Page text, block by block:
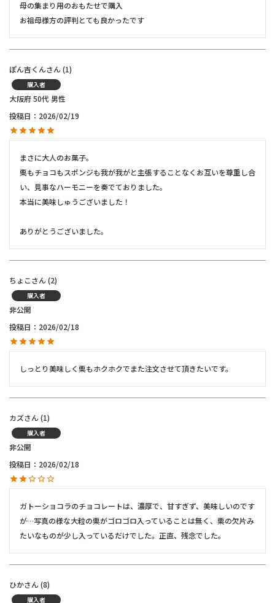
母の集まり用のおもたせで購入
お祖母様方の評判とても良かったです
ぽん吉くん 1
購入者
大阪府50代 男性
投稿日
2026/02/19
まさに大人のお菓子。
栗もチョコもスポンジも我が我がと主張することなくお互いを尊重し合
い、見事なハーモニーを奏でておりました。
本当に美味しゅうございました！
ありがとうございました。
ちょこ 2
購入者
非公開
投稿日
2026/02/18
しっとり美味しく栗もホクホクでまた注文させて頂きたいです。
カズ 1
購入者
非公開
投稿日
2026/02/18
ガトーショコラのチョコレートは、濃厚で、甘すぎず、美味しいのです
が…写真の様な大粒の栗がゴロゴロ入っていることは無く、栗の欠片み
たいなものが少し入っているだけでした。正直、残念でした。
ひか 8
購入者